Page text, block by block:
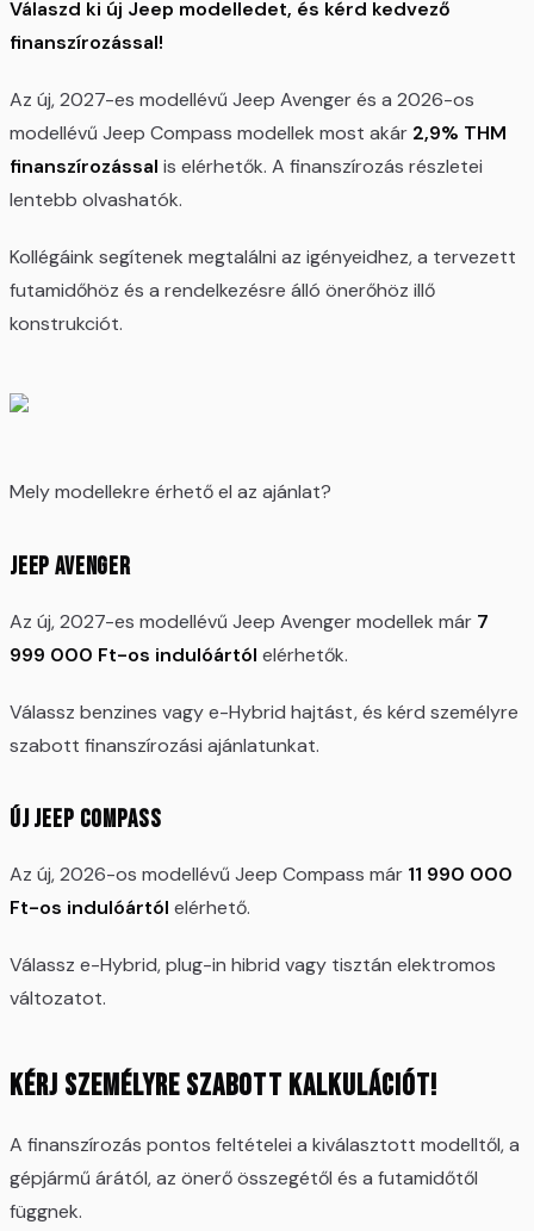
Válaszd ki új Jeep modelledet, és kérd kedvező
finanszírozással!
Az új, 2027-es modellévű Jeep Avenger és a 2026-os
modellévű Jeep Compass modellek most akár 2,9% THM
finanszírozással is elérhetők. A finanszírozás részletei
lentebb olvashatók.
Kollégáink segítenek megtalálni az igényeidhez, a tervezett
futamidőhöz és a rendelkezésre álló önerőhöz illő
konstrukciót.
Mely modellekre érhető el az ajánlat?
Jeep Avenger
Az új, 2027-es modellévű Jeep Avenger modellek már 7
999 000 Ft-os indulóártól elérhetők.
Válassz benzines vagy e-Hybrid hajtást, és kérd személyre
szabott finanszírozási ajánlatunkat.
Új Jeep Compass
Az új, 2026-os modellévű Jeep Compass már 11 990 000
Ft-os indulóártól elérhető.
Válassz e-Hybrid, plug-in hibrid vagy tisztán elektromos
változatot.
Kérj személyre szabott kalkulációt!
A finanszírozás pontos feltételei a kiválasztott modelltől, a
gépjármű árától, az önerő összegétől és a futamidőtől
függnek.